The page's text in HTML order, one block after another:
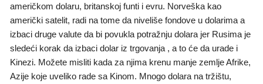
američkom dolaru, britanskoj funti i evru. Norveška kao
američki satelit, radi na tome da niveliše fondove u dolarima a
izbaci druge valute da bi povukla potražnju dolara jer Rusima je
sledeći korak da izbaci dolar iz trgovanja , a to će da urade i
Kinezi. Možete misliti kada za njima krenu manje zemlje Afrike,
Azije koje uveliko rade sa Kinom. Mnogo dolara na tržištu,